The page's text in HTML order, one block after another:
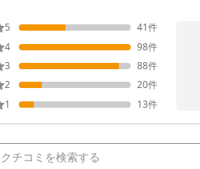
5 41件
4
98件
3
88件
2
20件
1
13件